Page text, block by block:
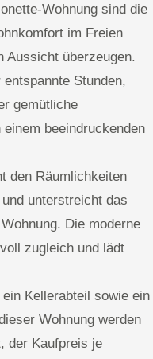
Wohnung sind die
im Freien
Aussicht überzeugen.
Stunden,
gemütliche
beeindruckenden
den Räumlichkeiten
unterstreicht das
Die moderne
zugleich und lädt
Kellerabteil sowie ein
Wohnung werden
der Kaufpreis je